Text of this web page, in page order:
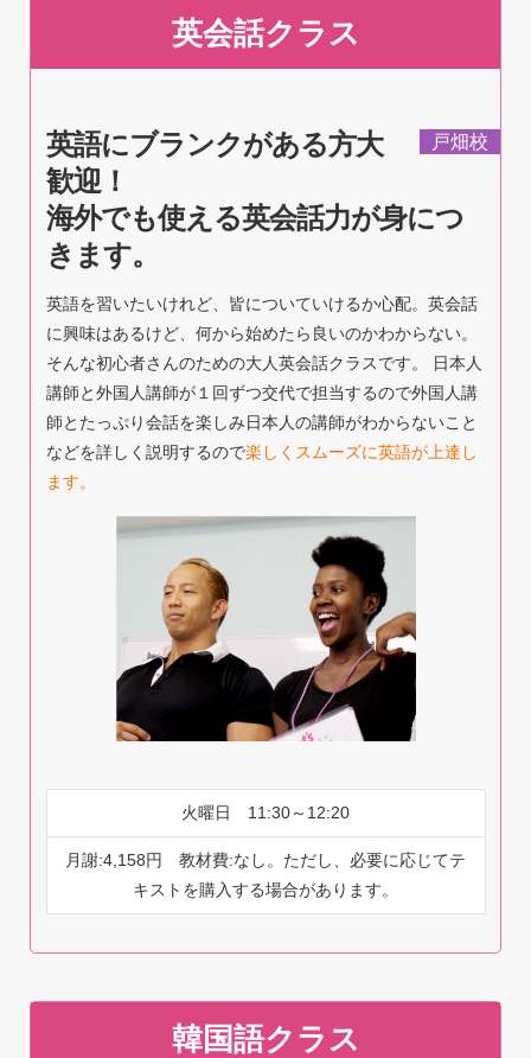
英会話クラス
戸畑校
英語にブランクがある方大
歓迎！
海外でも使える英会話力が身につ
きます。
英語を習いたいけれど、皆についていけるか心配。英会話
に興味はあるけど、何から始めたら良いのかわからない。
そんな初心者さんのための大人英会話クラスです。 日本人
講師と外国人講師が１回ずつ交代で担当するので外国人講
師とたっぷり会話を楽しみ日本人の講師がわからないこと
などを詳しく説明するので楽しくスムーズに英語が上達し
ます。
火曜日 11:30～12:20
月謝:4,158円 教材費:なし。ただし、必要に応じてテ
キストを購入する場合があります。
韓国語クラス